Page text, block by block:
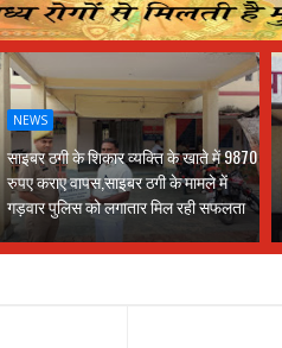
NEWS
साइबर ठगी के शिकार व्यक्ति के खाते में 9870
रुपए कराए वापस,साइबर ठगी के मामले में
गड़वार पुलिस को लगातार मिल रही सफलता